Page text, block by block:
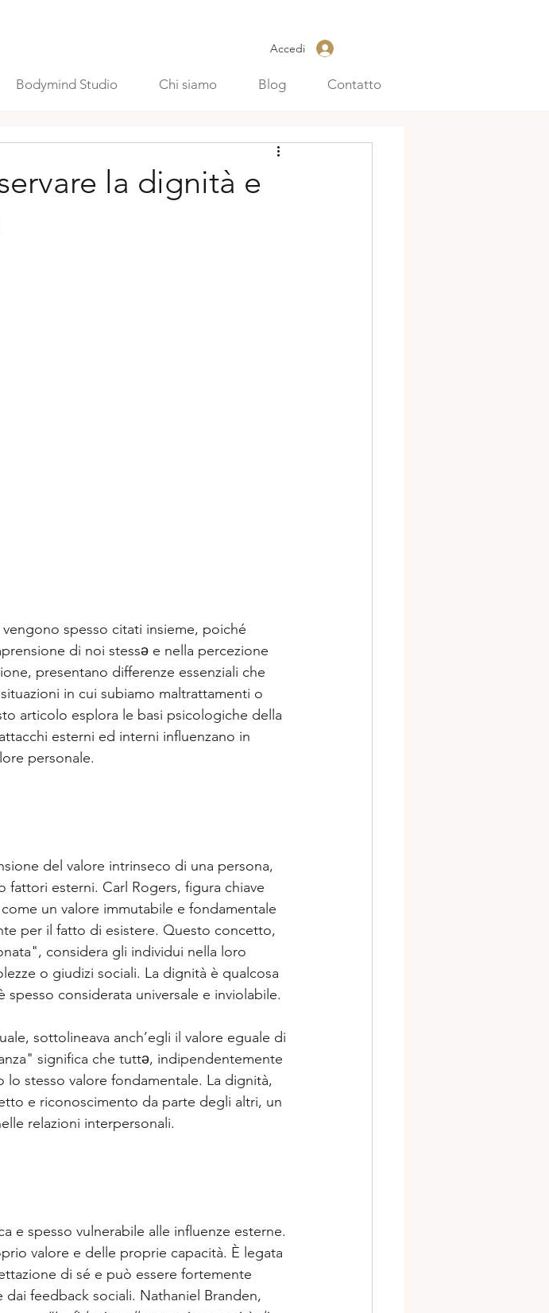
Bodymind Studio Chi siamo Blog Contatto
Accedi
la dignità e
vengono spesso citati insieme, poiché
di noi stessə e nella percezione
presentano differenze essenziali che
in cui subiamo maltrattamenti o
articolo esplora le basi psicologiche della
esterni ed interni influenzano in
personale.
del valore intrinseco di una persona,
esterni. Carl Rogers, figura chiave
un valore immutabile e fondamentale
per il fatto di esistere. Questo concetto,
considera gli individui nella loro
o giudizi sociali. La dignità è qualcosa
considerata universale e inviolabile.
sottolineava anch’egli il valore eguale di
significa che tuttə, indipendentemente
stesso valore fondamentale. La dignità,
e riconoscimento da parte degli altri, un
relazioni interpersonali.
e spesso vulnerabile alle influenze esterne.
valore e delle proprie capacità. È legata
di sé e può essere fortemente
feedback sociali. Nathaniel Branden,